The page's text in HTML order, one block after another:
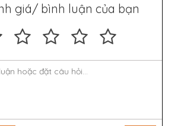
giá/ bình luận của bạn